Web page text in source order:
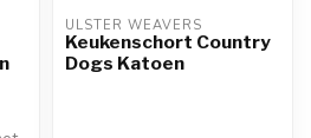
ULSTER WEAVERS
Keukenschort Country
Dogs Katoen